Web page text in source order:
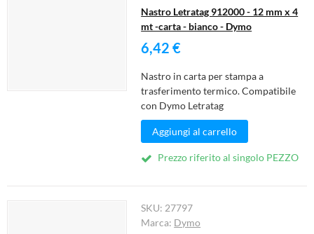
Nastro Letratag 912000 - 12 mm x 4
mt -carta - bianco - Dymo
6,42 €
Nastro in carta per stampa a
trasferimento termico. Compatibile
con Dymo Letratag
Aggiungi al carrello
Prezzo riferito al singolo PEZZO
SKU: 27797
Marca: Dymo